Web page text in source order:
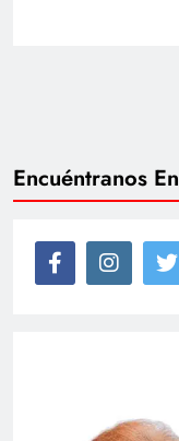
Encuéntranos En